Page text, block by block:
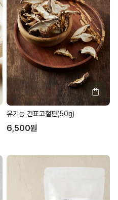
유기농 건표고절편(50g)
6,500원